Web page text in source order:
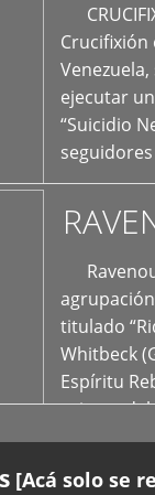
Crucifixión
ejecutar
“Suicidio
titulado
Whitbeck
Espíritu
oriente
[Acá solo se